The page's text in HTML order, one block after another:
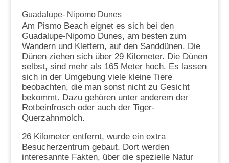
Guadalupe- Nipomo Dunes
Am Pismo Beach eignet es sich bei den
Guadalupe-Nipomo Dunes, am besten zum
Wandern und Klettern, auf den Sanddünen. Die
Dünen ziehen sich über 29 Kilometer. Die Dünen
selbst, sind mehr als 165 Meter hoch. Es lassen
sich in der Umgebung viele kleine Tiere
beobachten, die man sonst nicht zu Gesicht
bekommt. Dazu gehören unter anderem der
Rotbeinfrosch oder auch der Tiger-
Querzahnmolch.
26 Kilometer entfernt, wurde ein extra
Besucherzentrum gebaut. Dort werden
interesannte Fakten, über die spezielle Natur